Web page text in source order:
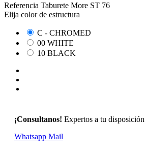
Referencia Taburete More ST 76
Elija color de estructura
C - CHROMED
00 WHITE
10 BLACK
¡Consultanos! Expertos a tu disposición
Whatsapp Mail